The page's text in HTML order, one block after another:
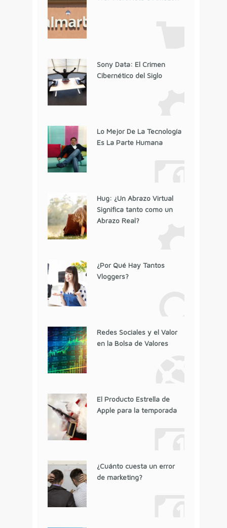
Sony Data: El Crimen
Cibernético del Siglo
Lo Mejor De La Tecnología
Es La Parte Humana
Hug: ¿Un Abrazo Virtual
Significa tanto como un
Abrazo Real?
¿Por Qué Hay Tantos
Vloggers?
Redes Sociales y el Valor
en la Bolsa de Valores
El Producto Estrella de
Apple para la temporada
¿Cuánto cuesta un error
de marketing?